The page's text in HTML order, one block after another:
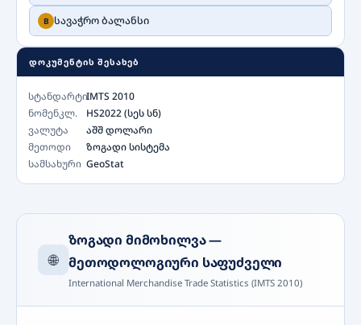
B სავაჭრო ბალანსი
ᲓᲝᲙᲣᲛᲔᲜᲢᲘᲡ ᲨᲔᲡᲐᲮᲔᲑ
სტანდარტიIMTS 2010
ნომენკლ.
HS2022 (სეს სნ)
ვალუტა
აშშ დოლარი
მეთოდი
ზოგადი სისტემა
სამსახური GeoStat
🌐
ზოგადი მიმოხილვა —
მეთოდოლოგიური საფუძველი
International Merchandise Trade Statistics (IMTS 2010)